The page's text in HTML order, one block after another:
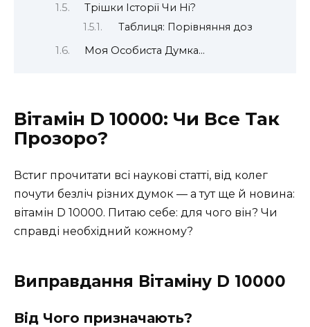
Трішки Історії Чи Ні?
Таблиця: Порівняння доз
Моя Особиста Думка…
Вітамін D 10000: Чи Все Так
Прозоро?
Встиг прочитати всі наукові статті, від колег
почути безліч різних думок — а тут ще й новина:
вітамін D 10000. Питаю себе: для чого він? Чи
справді необхідний кожному?
Виправдання Вітаміну D 10000
Від Чого призначають?